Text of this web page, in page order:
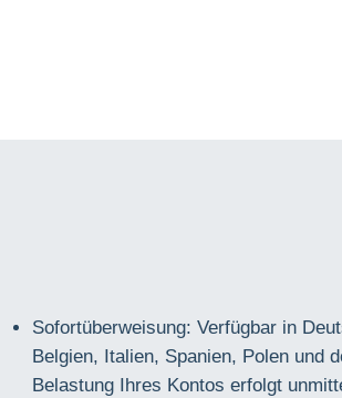
Sofortüberweisung: Verfügbar in
Belgien, Italien, Spanien, Polen und
Belastung Ihres Kontos erfolgt